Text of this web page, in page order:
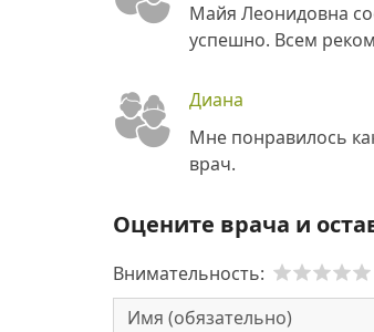
Майя Леонидовна
успешно. Всем
Диана
Мне понравилось
врач.
Оцените врача и
Внимательность: